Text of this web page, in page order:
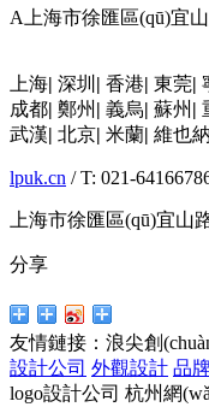
A 上海市徐匯區(qū)宜
上海| 深圳 | 香港| 東莞|
成都| 鄭州 | 義烏| 蘇州 |
武漢| 北京| 米蘭| 維也納
lpuk.cn / T: 021-
上海市徐匯區(qū)宜山
分享
友情鏈接： 浪尖創
設計公司 外觀設計 品
logo設計公司 杭州網